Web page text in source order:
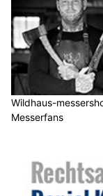
Wildhaus-
Messerfans